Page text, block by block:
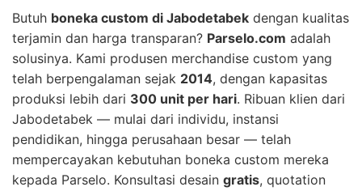
Butuh boneka custom di Jabodetabek dengan kualitas
terjamin dan harga transparan? Parselo.com adalah
solusinya. Kami produsen merchandise custom yang
telah berpengalaman sejak 2014, dengan kapasitas
produksi lebih dari 300 unit per hari. Ribuan klien dari
Jabodetabek — mulai dari individu, instansi
pendidikan, hingga perusahaan besar — telah
mempercayakan kebutuhan boneka custom mereka
kepada Parselo. Konsultasi desain gratis, quotation